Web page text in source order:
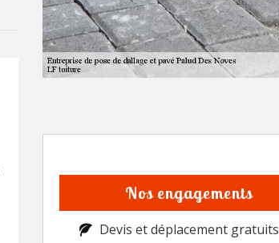
Nos engagements
Devis et déplacement gratuits